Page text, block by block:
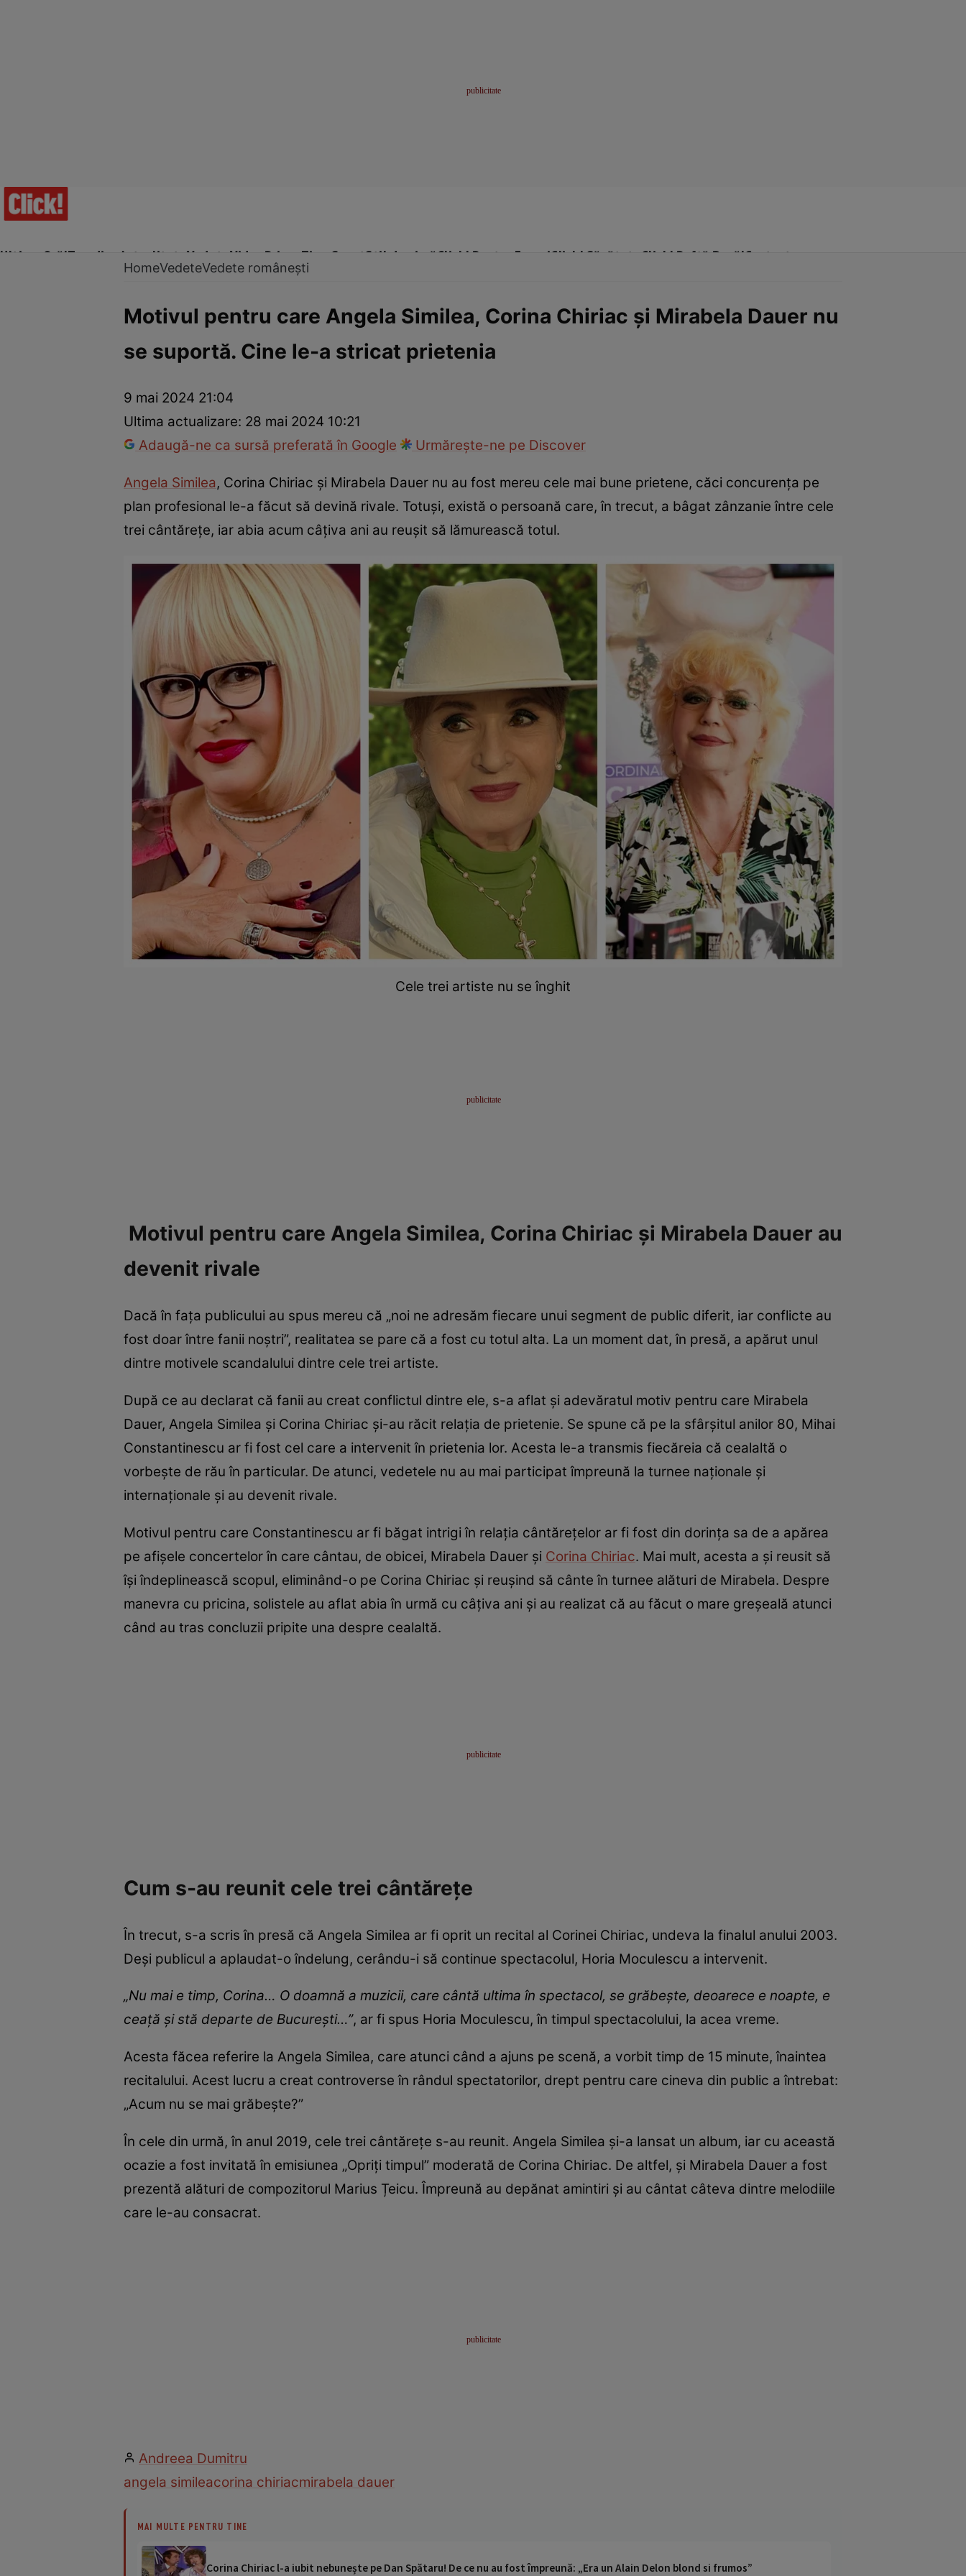
Ultima Oră!Trending Actualitate Vedete Video Prime Time SportStil de viațăClick! Pentru FemeiClick! Sănătate Click! Poftă Bună!Contact
Vedete internaționaleVedete românești Interviurile Click!Paparazzii Click!
HomeVedeteVedete românești
Motivul pentru care Angela Similea, Corina Chiriac și Mirabela Dauer nu
se suportă. Cine le-a stricat prietenia
9 mai 2024 21:04
Ultima actualizare: 28 mai 2024 10:21
Adaugă-ne ca sursă preferată în Google
Urmărește-ne pe Discover
Angela Similea, Corina Chiriac și Mirabela Dauer nu au fost mereu cele mai bune prietene, căci concurența pe
plan profesional le-a făcut să devină rivale. Totuși, există o persoană care, în trecut, a bâgat zânzanie între cele
trei cântărețe, iar abia acum câțiva ani au reușit să lămurească totul.
Cele trei artiste nu se înghit
Motivul pentru care Angela Similea, Corina Chiriac și Mirabela Dauer au
devenit rivale
Dacă în fața publicului au spus mereu că „noi ne adresăm fiecare unui segment de public diferit, iar conflicte au
fost doar între fanii noștri”, realitatea se pare că a fost cu totul alta. La un moment dat, în presă, a apărut unul
dintre motivele scandalului dintre cele trei artiste.
După ce au declarat că fanii au creat conflictul dintre ele, s-a aflat și adevăratul motiv pentru care Mirabela
Dauer, Angela Similea și Corina Chiriac și-au răcit relația de prietenie. Se spune că pe la sfârșitul anilor 80, Mihai
Constantinescu ar fi fost cel care a intervenit în prietenia lor. Acesta le-a transmis fiecăreia că cealaltă o
vorbește de rău în particular. De atunci, vedetele nu au mai participat împreună la turnee naționale și
internaționale și au devenit rivale.
Motivul pentru care Constantinescu ar fi băgat intrigi în relația cântărețelor ar fi fost din dorința sa de a apărea
pe afișele concertelor în care cântau, de obicei, Mirabela Dauer și Corina Chiriac. Mai mult, acesta a și reusit să
își îndeplinească scopul, eliminând-o pe Corina Chiriac și reușind să cânte în turnee alături de Mirabela. Despre
manevra cu pricina, solistele au aflat abia în urmă cu câțiva ani și au realizat că au făcut o mare greșeală atunci
când au tras concluzii pripite una despre cealaltă.
Cum s-au reunit cele trei cântărețe
În trecut, s-a scris în presă că Angela Similea ar fi oprit un recital al Corinei Chiriac, undeva la finalul anului 2003.
Deși publicul a aplaudat-o îndelung, cerându-i să continue spectacolul, Horia Moculescu a intervenit.
„Nu mai e timp, Corina… O doamnă a muzicii, care cântă ultima în spectacol, se grăbește, deoarece e noapte, e
ceață și stă departe de București…”, ar fi spus Horia Moculescu, în timpul spectacolului, la acea vreme.
Acesta făcea referire la Angela Similea, care atunci când a ajuns pe scenă, a vorbit timp de 15 minute, înaintea
recitalului. Acest lucru a creat controverse în rândul spectatorilor, drept pentru care cineva din public a întrebat:
„Acum nu se mai grăbește?”
În cele din urmă, în anul 2019, cele trei cântărețe s-au reunit. Angela Similea și-a lansat un album, iar cu această
ocazie a fost invitată în emisiunea „Opriți timpul” moderată de Corina Chiriac. De altfel, și Mirabela Dauer a fost
prezentă alături de compozitorul Marius Țeicu. Împreună au depănat amintiri și au cântat câteva dintre melodiile
care le-au consacrat.
Andreea Dumitru
angela simileacorina chiriacmirabela dauer
MAI MULTE PENTRU TINE
Corina Chiriac l-a iubit nebunește pe Dan Spătaru! De ce nu au fost împreună: „Era un Alain Delon blond si frumos”